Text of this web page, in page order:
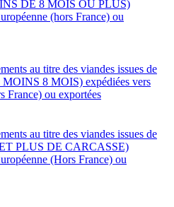
DE 8 MOIS OU PLUS)
(hors France) ou
au titre des viandes issues de
8 MOIS) expédiées vers
France) ou exportées
au titre des viandes issues de
PLUS DE CARCASSE)
(Hors France) ou